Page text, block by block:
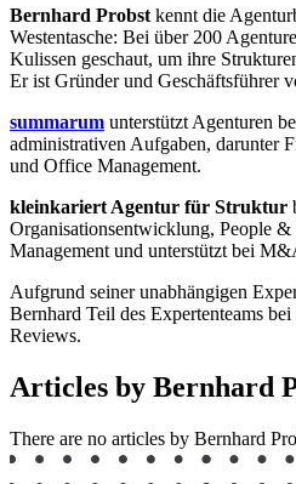
Bernhard Probst kennt die
Westentasche: Bei über 200
Kulissen geschaut, um ihre
Er ist Gründer und Geschäftsführer
summarum unterstützt Agenturen
administrativen Aufgaben, darunter
und Office Management.
kleinkariert Agentur für Struktur
Organisationsentwicklung, People
Management und unterstützt bei
Aufgrund seiner unabhängigen
Bernhard Teil des Expertenteams
Reviews.
Articles by Bernhard
There are no articles by Bernhard